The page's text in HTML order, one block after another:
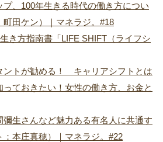
、100年生きる時代の働き方につい
田ケン）｜マネラジ。#18
き方指南書「LIFE SHIFT（ライフシ
ントが勧める！ キャリアシフトとは
ておきたい！女性の働き方、お金と
生さんなど魅力ある有名人に共通す
：本庄真穂）｜マネラジ。#22